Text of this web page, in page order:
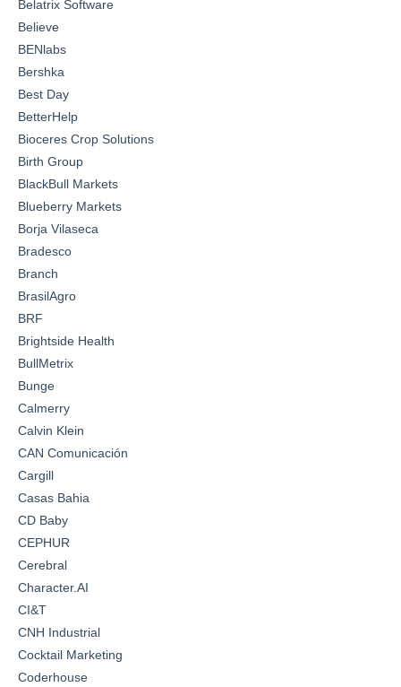
Belatrix Software
Believe
BENlabs
Bershka
Best Day
BetterHelp
Bioceres Crop Solutions
Birth Group
BlackBull Markets
Blueberry Markets
Borja Vilaseca
Bradesco
Branch
BrasilAgro
BRF
Brightside Health
BullMetrix
Bunge
Calmerry
Calvin Klein
CAN Comunicación
Cargill
Casas Bahia
CD Baby
CEPHUR
Cerebral
Character.AI
CI&T
CNH Industrial
Cocktail Marketing
Coderhouse